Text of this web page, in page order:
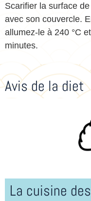
Scarifier la surface
avec son couvercle.
allumez-le à 240 °C
minutes.
Avis de la diet
La cuisine